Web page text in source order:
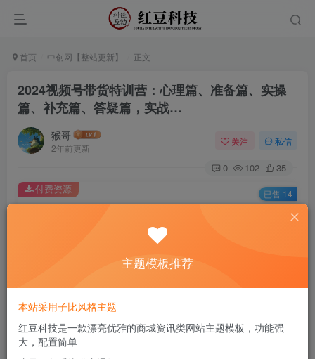
首页 中创网【整站更新】 正文
2024视频号带货特训营：心理篇、准备篇、实操
篇、补充篇、答疑篇，实战…
猴哥
2年前更新
关注 私信
0 102 35
此内容为付费资源，请付费后查看
￥9.9
您当前未登录！建议登陆后购买，可保存购买订单
付费资源 已售 14
主题模板推荐
本站采用子比风格主题
红豆科技是一款漂亮优雅的商城资讯类网站主题模板，功能强
大，配置简单